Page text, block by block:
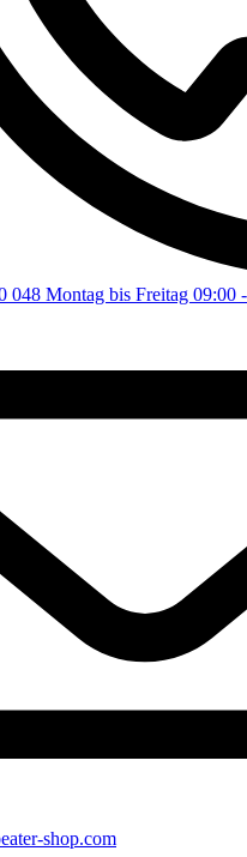
048 Montag bis Freitag 09:00
shop.com